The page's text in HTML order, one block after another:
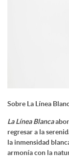
Sobre La Línea
La Línea Blanca
regresar a la
la inmensidad
armonía con la